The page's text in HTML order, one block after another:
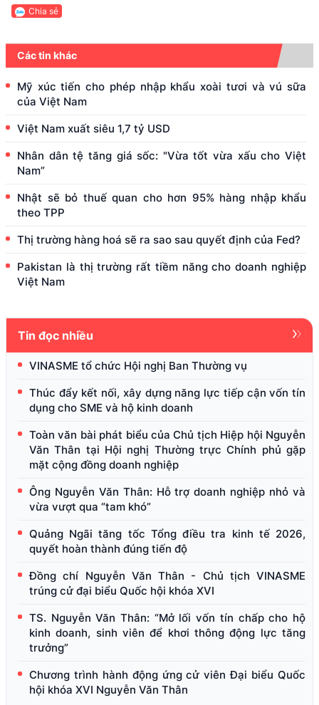
Chia sẻ
Các tin khác
Mỹ xúc tiến cho phép nhập khẩu xoài tươi và vú sữa
của Việt Nam
Việt Nam xuất siêu 1,7 tỷ USD
Nhân dân tệ tăng giá sốc: "Vừa tốt vừa xấu cho Việt
Nam”
Nhật sẽ bỏ thuế quan cho hơn 95% hàng nhập khẩu
theo TPP
Thị trường hàng hoá sẽ ra sao sau quyết định của Fed?
Pakistan là thị trường rất tiềm năng cho doanh nghiệp
Việt Nam
Tin đọc nhiều
VINASME tổ chức Hội nghị Ban Thường vụ
Thúc đẩy kết nối, xây dựng năng lực tiếp cận vốn tín
dụng cho SME và hộ kinh doanh
Toàn văn bài phát biểu của Chủ tịch Hiệp hội Nguyễn
Văn Thân tại Hội nghị Thường trực Chính phủ gặp
mặt cộng đồng doanh nghiệp
Ông Nguyễn Văn Thân: Hỗ trợ doanh nghiệp nhỏ và
vừa vượt qua “tam khó”
Quảng Ngãi tăng tốc Tổng điều tra kinh tế 2026,
quyết hoàn thành đúng tiến độ
Đồng chí Nguyễn Văn Thân - Chủ tịch VINASME
trúng cử đại biểu Quốc hội khóa XVI
TS. Nguyễn Văn Thân: “Mở lối vốn tín chấp cho hộ
kinh doanh, sinh viên để khơi thông động lực tăng
trưởng”
Chương trình hành động ứng cử viên Đại biểu Quốc
hội khóa XVI Nguyễn Văn Thân